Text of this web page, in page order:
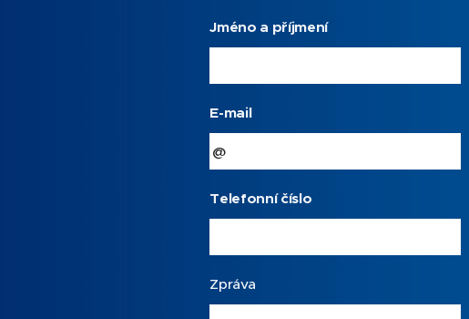
Jméno a příjmení
E-mail
Telefonní číslo
Zpráva